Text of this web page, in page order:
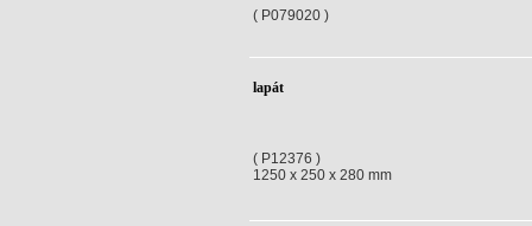
( P079020 )
lapát
( P12376 )
1250 x 250 x 280 mm